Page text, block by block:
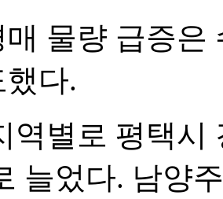
매 물량 급증은
다.
역별로 평택시
늘었다. 남양